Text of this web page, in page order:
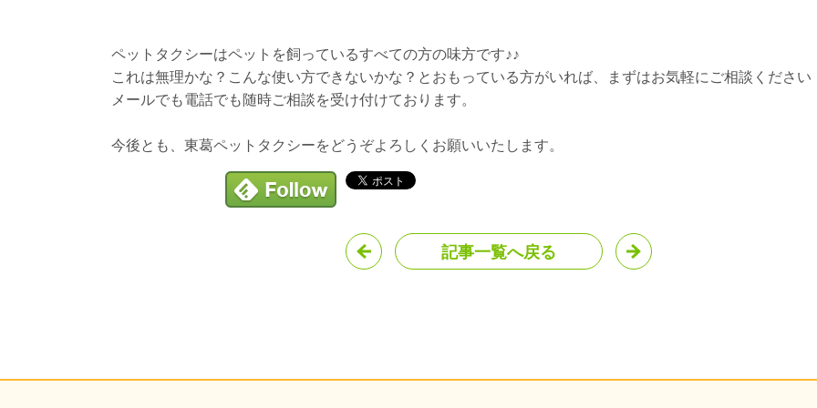
ペットタクシーはペットを飼っているすべての方の味方です♪♪
これは無理かな？こんな使い方できないかな？とおもっている方がいれば、まずはお気軽にご相談ください
メールでも電話でも随時ご相談を受け付けております。
今後とも、東葛ペットタクシーをどうぞよろしくお願いいたします。
記事一覧へ戻る